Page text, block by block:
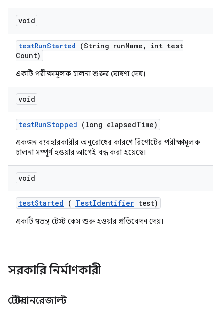
void
testRunStarted (String runName ,
int test
Count)
একটি পরীক্ষামূলক চালনা শুরুর ঘোষণা দেয়।
void
testRunStopped (long elapsedTime)
একজন ব্যবহারকারীর অনুরোধের কারণে রিপোর্টের পরীক্ষামূলক
চালনা সম্পূর্ণ হওয়ার আগেই বন্ধ করা হয়েছে।
void
testStarted ( TestIdentifier test)
একটি স্বতন্ত্র টেস্ট কেস শুরু হওয়ার প্রতিবেদন দেয়।
সরকারি নির্মাণকারী
টেস্টরানরেজাল্ট